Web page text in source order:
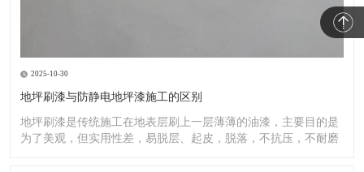
2025-10-30
地坪刷漆与防静电地坪漆施工的区别
地坪刷漆是传统施工在地表层刷上一层薄薄的油漆，主要目的是
为了美观，但实用性差，易脱层、起皮，脱落，不抗压，不耐磨